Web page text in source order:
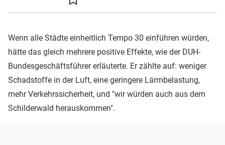
Wenn alle Städte einheitlich Tempo 30 einführen würden,
hätte das gleich mehrere positive Effekte, wie der DUH-
Bundesgeschäftsführer erläuterte. Er zählte auf: weniger
Schadstoffe in der Luft, eine geringere Lärmbelastung,
mehr Verkehrssicherheit, und "wir würden auch aus dem
Schilderwald herauskommen".